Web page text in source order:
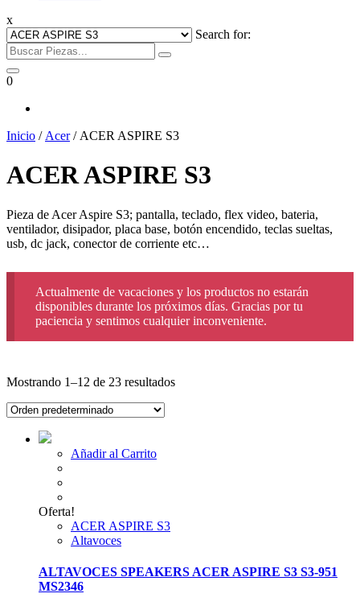
x
Search for:
0
Inicio / Acer/ ACER ASPIRE S3
ACER ASPIRE S3
Pieza de Acer Aspire S3; pantalla, teclado, flex video, bateria,
ventilador, disipador, placa base, botón encendido, teclas sueltas,
usb, dc jack, conector de corriente etc…
Actualmente de vacaciones y los productos no estarán
disponibles durante los próximos días. Gracias por tu
paciencia y sentimos cualquier inconveniente.
Mostrando 1–12 de 23 resultados
Añadir al Carrito
Oferta!
ACER ASPIRE S3
Altavoces
ALTAVOCES SPEAKERS ACER ASPIRE S3 S3-951
MS2346